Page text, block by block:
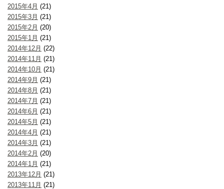
2015年4月 (21)
2015年3月 (21)
2015年2月 (20)
2015年1月 (21)
2014年12月 (22)
2014年11月 (21)
2014年10月 (21)
2014年9月 (21)
2014年8月 (21)
2014年7月 (21)
2014年6月 (21)
2014年5月 (21)
2014年4月 (21)
2014年3月 (21)
2014年2月 (20)
2014年1月 (21)
2013年12月 (21)
2013年11月 (21)